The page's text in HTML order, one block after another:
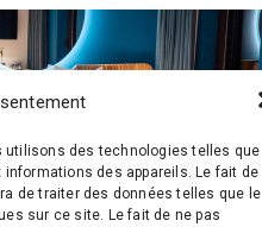
utilisons des technologies telles que
des appareils. Le fait de
de traiter des données telles que le
sur ce site. Le fait de ne pas
EN BELGIQUE